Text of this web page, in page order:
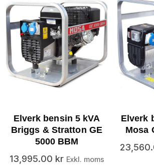
Elverk bensin 5 kVA
Briggs & Stratton GE
5000 BBM
13,995.00 kr Exkl. moms
Elverk
Mosa